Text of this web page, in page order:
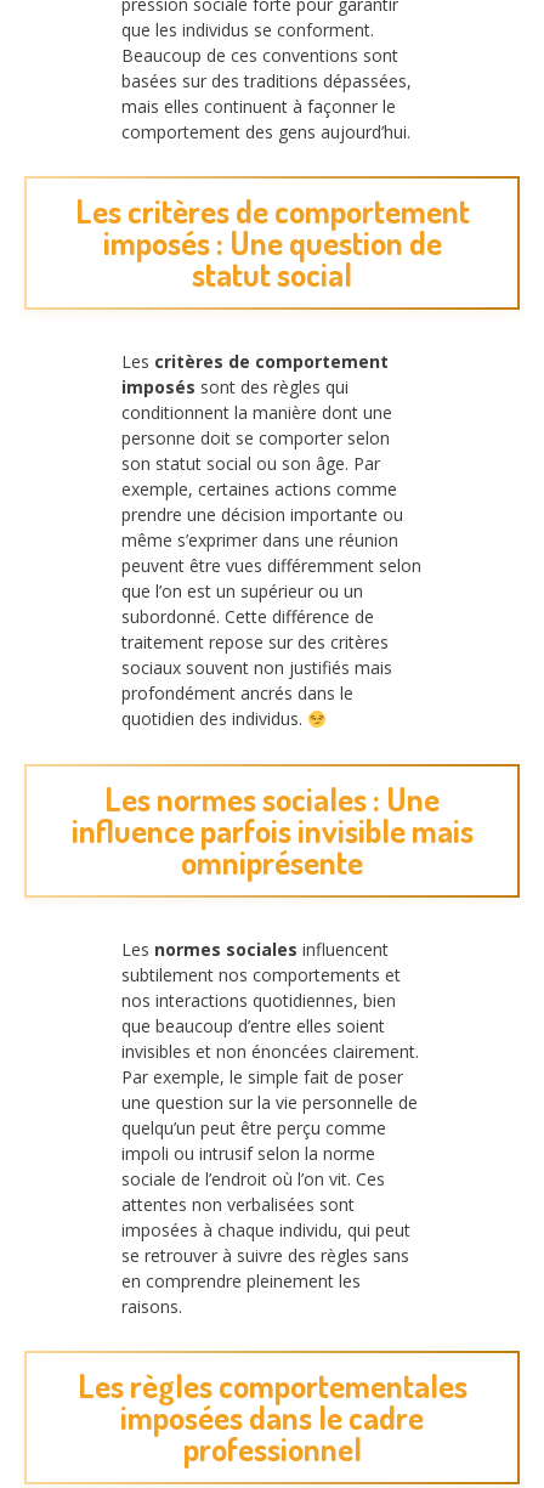
que les individus se conforment.
Beaucoup de ces conventions sont
basées sur des traditions dépassées,
mais elles continuent à façonner le
comportement des gens aujourd’hui.
Les critères de comportement
imposés : Une question de
statut social
Les critères de comportement
imposés sont des règles qui
conditionnent la manière dont une
personne doit se comporter selon
son statut social ou son âge. Par
exemple, certaines actions comme
prendre une décision importante ou
même s’exprimer dans une réunion
peuvent être vues différemment selon
que l’on est un supérieur ou un
subordonné. Cette différence de
traitement repose sur des critères
sociaux souvent non justifiés mais
profondément ancrés dans le
quotidien des individus.
Les normes sociales : Une
influence parfois invisible mais
omniprésente
Les normes sociales influencent
subtilement nos comportements et
nos interactions quotidiennes, bien
que beaucoup d’entre elles soient
invisibles et non énoncées clairement.
Par exemple, le simple fait de poser
une question sur la vie personnelle de
quelqu’un peut être perçu comme
impoli ou intrusif selon la norme
sociale de l’endroit où l’on vit. Ces
attentes non verbalisées sont
imposées à chaque individu, qui peut
se retrouver à suivre des règles sans
en comprendre pleinement les
raisons.
Les règles comportementales
imposées dans le cadre
professionnel